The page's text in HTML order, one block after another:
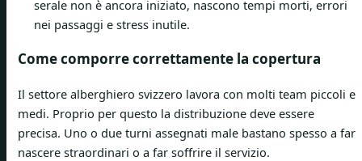
serale non è ancora iniziato, nascono tempi morti, errori
nei passaggi e stress inutile.
Come comporre correttamente la copertura
Il settore alberghiero svizzero lavora con molti team piccoli e
medi. Proprio per questo la distribuzione deve essere
precisa. Uno o due turni assegnati male bastano spesso a far
nascere straordinari o a far soffrire il servizio.